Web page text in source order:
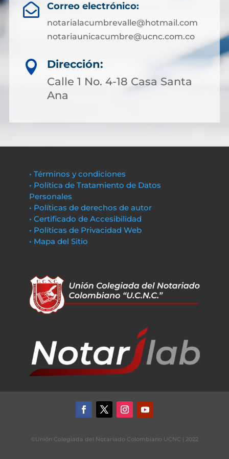
 Correo electrónico:
notarialacumbrevalle@hotmail.com
notariaunicacumbre@ucnc.com.co

Dirección:
Calle 1 No. 4-18 Casa Santa
Ana
• Términos y condiciones
• Política de Tratamiento de Datos
Personales
• Políticas de derechos de autor
• Certificado de Accesibilidad
• Políticas de Privacidad Web
• Mapa del Sitio
©Unión Colegiada del Notariado Colombiano UCNC | 2022